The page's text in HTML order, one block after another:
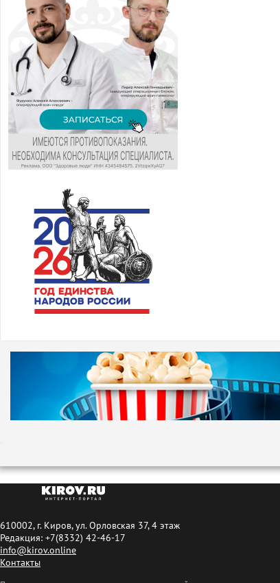
610002, г. Киров, ул. Орловская 37, 4 этаж
Редакция: +7(8332) 42-46-17
info@kirov.online
Контакты